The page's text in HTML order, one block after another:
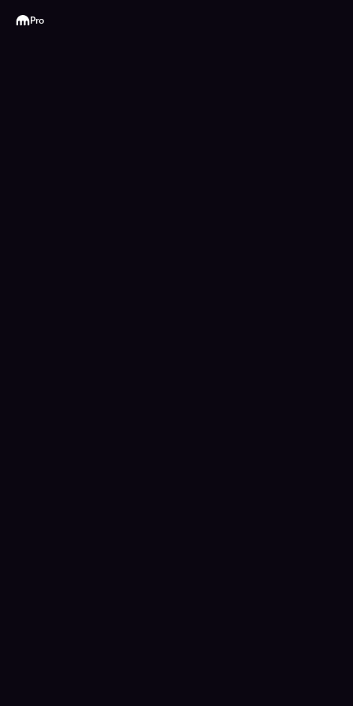
Kraken
Pro